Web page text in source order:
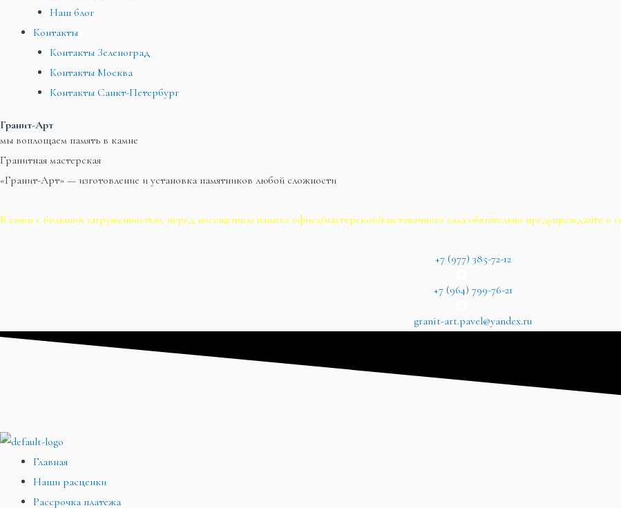
Наш блог
Контакты
Контакты Зеленоград
Контакты Москва
Контакты Санкт-Петербург
Гранит-Арт
мы воплощаем память в камне
Гранитная мастерская
«Гранит-Арт» — изготовление и установка памятников любой сложности
В связи с большой загруженностью, перед посещением нашего офиса/мастерской/выставочного зала обязательно предупреждайте о
+7 (977) 385-72-12
+7 (964) 799-76-21
granit-art.pavel@yandex.ru
Главная
Наши расценки
Рассрочка платежа